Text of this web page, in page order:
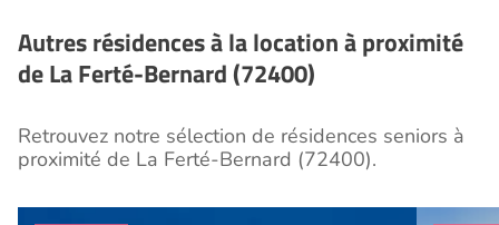
Autres résidences à la location à proximité
de La Ferté-Bernard (72400)
Retrouvez notre sélection de résidences seniors à
proximité de La Ferté-Bernard (72400).